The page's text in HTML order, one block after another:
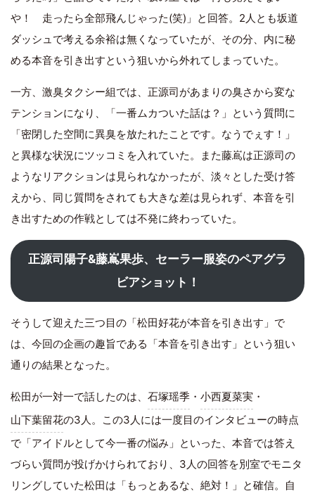
や！ 走ったら全部飛んじゃった(笑)」と回答。2人とも坂道
ダッシュで考える余裕は無くなっていたが、その分、内に秘
める本音を引き出すという狙いから外れてしまっていた。
一方、激臭タクシー組では、正源司があまりの臭さから変な
テンションになり、「一番ムカついた話は？」という質問に
「密閉した空間に異臭を放たれたことです。なうでぇす！」
と異様な状況にツッコミを入れていた。また藤嶌は正源司の
ようなリアクションは見られなかったが、淡々とした受け答
えから、同じ質問をされても大きな差は見られず、本音を引
き出すための作戦としては不発に終わっていた。
正源司陽子&藤嶌果歩、セーラー服姿のペアグラ
ビアショット！
そうして迎えた三つ目の「松田好花が本音を引き出す」で
は、今回の企画の趣旨である「本音を引き出す」という狙い
通りの結果となった。
松田が一対一で話したのは、 石塚瑶季 ・ 小西夏菜実 ・
山下葉留花の3人。この3人には一度目のインタビューの時点
で「アイドルとして今一番の悩み」といった、本音では答え
づらい質問が投げかけられており、3人の回答を別室でモニタ
リングしていた松田は「もっとあるな、絶対！」と確信。自